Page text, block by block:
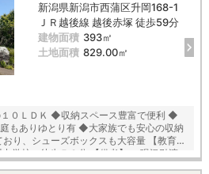
新潟県新潟市西蒲区升岡168-1
ＪＲ越後線 越後赤塚 徒歩59分
建物面積 393㎡
土地面積 829.00㎡
ス豊富で便利 ◆
◆大家族でも安心の収納